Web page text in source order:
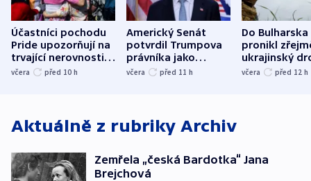
Účastníci pochodu
Pride upozorňují na
trvající nerovnosti i
společenskou
včera před 10 h
Americký Senát
potvrdil Trumpova
právníka jako
ministra
včera před 11 h
Do Bulharska
pronikl
ukrajinský
explodoval
včera před 12 h
Aktuálně z rubriky Archiv
Zemřela „česká Bardotka“ Jana
Brejchová